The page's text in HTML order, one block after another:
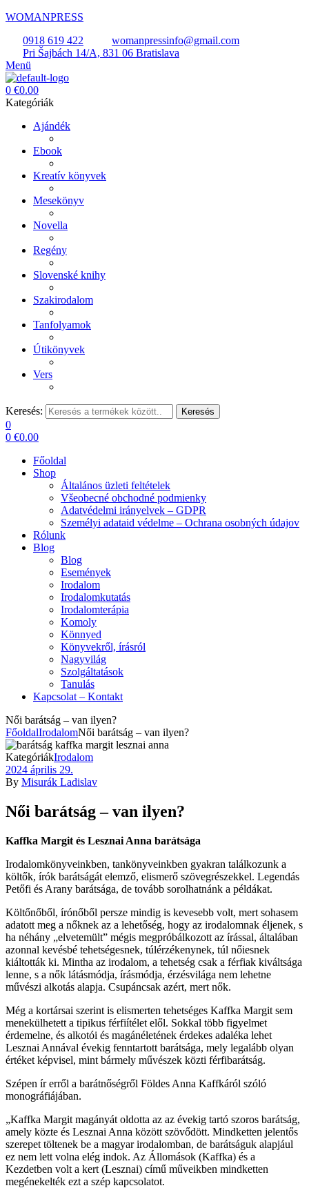
WOMANPRESS
0918 619 422
womanpressinfo@gmail.com
Pri Šajbách 14/A, 831 06 Bratislava
Menü
0 €0.00
Kategóriák
Ajándék
Ebook
Kreatív könyvek
Mesekönyv
Novella
Regény
Slovenské knihy
Szakirodalom
Tanfolyamok
Útikönyvek
Vers
Keresés: Keresés
0
0 €0.00
Főoldal
Shop
Általános üzleti feltételek
Všeobecné obchodné podmienky
Adatvédelmi irányelvek – GDPR
Személyi adataid védelme – Ochrana osobných údajov
Rólunk
Blog
Blog
Események
Irodalom
Irodalomkutatás
Irodalomterápia
Komoly
Könnyed
Könyvekről, írásról
Nagyvilág
Szolgáltatások
Tanulás
Kapcsolat – Kontakt
Női barátság – van ilyen?
FőoldalIrodalomNői barátság – van ilyen?
KategóriákIrodalom
2024 április 29.
By Misurák Ladislav
Női barátság – van ilyen?
Kaffka Margit és Lesznai Anna barátsága
Irodalomkönyveinkben, tankönyveinkben gyakran találkozunk a
költők, írók barátságát elemző, elismerő szövegrészekkel. Legendás
Petőfi és Arany barátsága, de tovább sorolhatnánk a példákat.
Költőnőből, írónőből persze mindig is kevesebb volt, mert sohasem
adatott meg a nőknek az a lehetőség, hogy az irodalomnak éljenek, s
ha néhány „elvetemült” mégis megpróbálkozott az írással, általában
azonnal kevésbé tehetségesnek, túlérzékenynek, túl nőiesnek
kiáltották ki. Mintha az irodalom, a tehetség csak a férfiak kiváltsága
lenne, s a nők látásmódja, írásmódja, érzésvilága nem lehetne
művészi alkotás alapja. Csupáncsak azért, mert nők.
Még a kortársai szerint is elismerten tehetséges Kaffka Margit sem
menekülhetett a tipikus férfiítélet elől. Sokkal több figyelmet
érdemelne, és alkotói és magánéletének érdekes adaléka lehet
Lesznai Annával évekig fenntartott barátsága, mely legalább olyan
értéket képvisel, mint bármely művészek közti férfibarátság.
Szépen ír erről a barátnőségről Földes Anna Kaffkáról szóló
monográfiájában.
„Kaffka Margit magányát oldotta az az évekig tartó szoros barátság,
amely közte és Lesznai Anna között szövődött. Mindketten jelentős
szerepet töltenek be a magyar irodalomban, de barátságuk alapjául
ez nem lett volna elég indok. Az Állomások (Kaffka) és a
Kezdetben volt a kert (Lesznai) című műveikben mindketten
megénekelték ezt a szép kapcsolatot.